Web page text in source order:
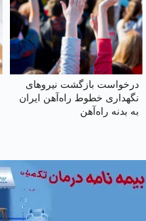
درخواست بازگشت نیروهای
نگهداری خطوط راه‌آهن ایران
به بدنه راه‌آهن